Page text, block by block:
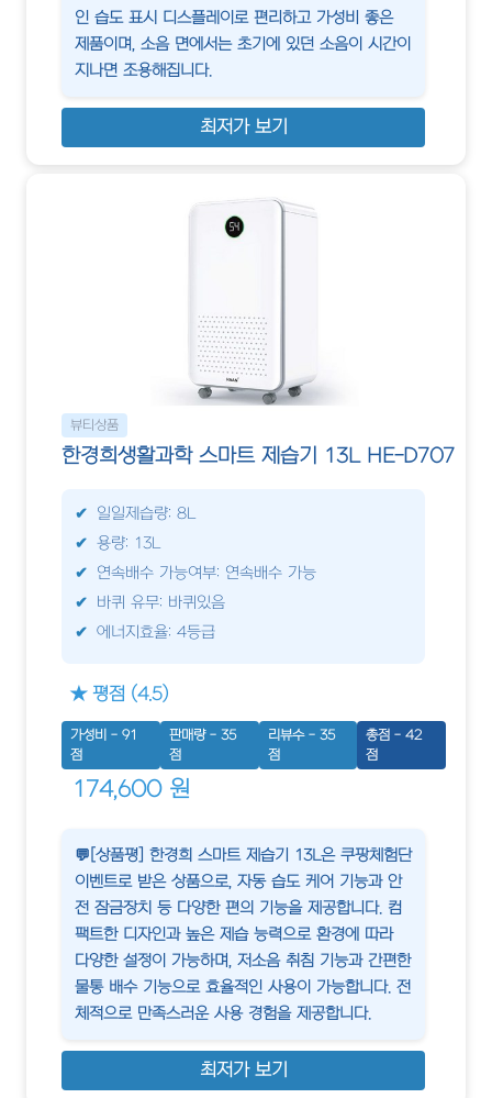
인 습도 표시 디스플레이로 편리하고 가성비 좋은
제품이며, 소음 면에서는 초기에 있던 소음이 시간이
지나면 조용해집니다.
최저가 보기
뷰티상품
한경희생활과학 스마트 제습기 13L HE-D707
일일제습량: 8L
용량: 13L
연속배수 가능여부: 연속배수 가능
바퀴 유무: 바퀴있음
에너지효율: 4등급
★ 평점 (4.5)
가성비 - 91
점
판매량 - 35
점
리뷰수 - 35
점
총점 - 42
점
174,600 원
💬[상품평] 한경희 스마트 제습기 13L은 쿠팡체험단
이벤트로 받은 상품으로, 자동 습도 케어 기능과 안
전 잠금장치 등 다양한 편의 기능을 제공합니다. 컴
팩트한 디자인과 높은 제습 능력으로 환경에 따라
다양한 설정이 가능하며, 저소음 취침 기능과 간편한
물통 배수 기능으로 효율적인 사용이 가능합니다. 전
체적으로 만족스러운 사용 경험을 제공합니다.
최저가 보기